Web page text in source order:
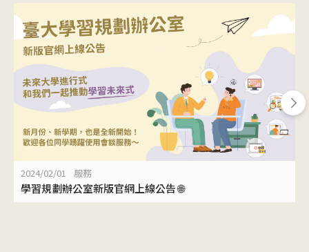
2024/02/01 服務
學習規劃辦公室新版官網上線公告 🌐